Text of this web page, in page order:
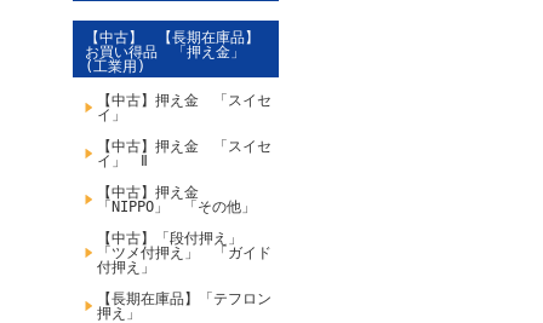
【中古】 【長期在庫品】
お買い得品 「押え金」
(工業用)
【中古】押え金 「スイセ
イ」
【中古】押え金 「スイセ
イ」 Ⅱ
【中古】押え金
「NIPPO」 「その他」
【中古】「段付押え」
「ツメ付押え」 「ガイド
付押え」
【長期在庫品】「テフロン
押え」